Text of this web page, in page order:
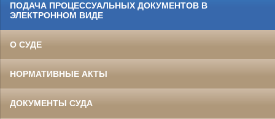
ПОДАЧА ПРОЦЕССУАЛЬНЫХ ДОКУМЕНТОВ В
ЭЛЕКТРОННОМ ВИДЕ
О СУДЕ
НОРМАТИВНЫЕ АКТЫ
ДОКУМЕНТЫ СУДА